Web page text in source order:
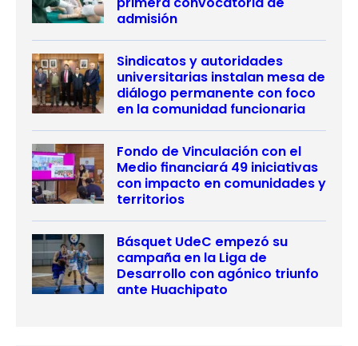
admisión
Sindicatos y autoridades
universitarias instalan mesa de
diálogo permanente con foco
en la comunidad funcionaria
Fondo de Vinculación con el
Medio financiará 49 iniciativas
con impacto en comunidades y
territorios
Básquet UdeC empezó su
campaña en la Liga de
Desarrollo con agónico triunfo
ante Huachipato